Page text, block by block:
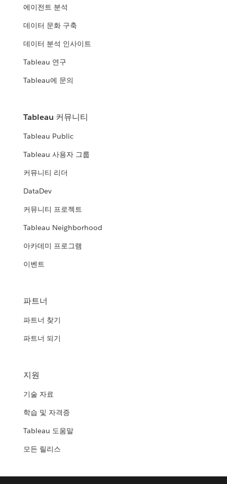
에이전트 분석
데이터 문화 구축
데이터 분석 인사이트
Tableau 연구
Tableau에 문의
Tableau 커뮤니티
Tableau Public
Tableau 사용자 그룹
커뮤니티 리더
DataDev
커뮤니티 프로젝트
Tableau Neighborhood
아카데미 프로그램
이벤트
파트너
파트너 찾기
파트너 되기
지원
기술 자료
학습 및 자격증
Tableau 도움말
모든 릴리스